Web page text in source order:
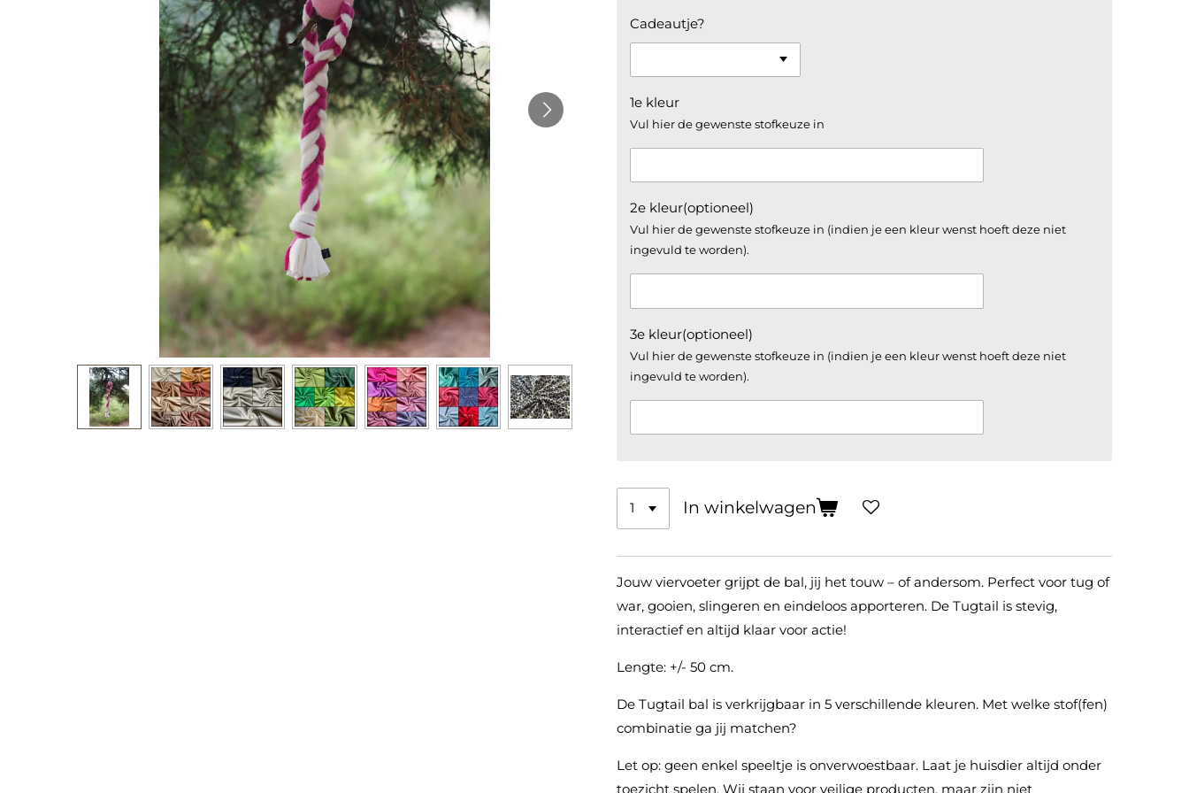
Cadeautje?
1e kleur
Vul hier de gewenste stofkeuze in
2e kleur(optioneel)
Vul hier de gewenste stofkeuze in (indien je een kleur wenst hoeft deze niet
ingevuld te worden).
3e kleur(optioneel)
Vul hier de gewenste stofkeuze in (indien je een kleur wenst hoeft deze niet
ingevuld te worden).
In winkelwagen
Jouw viervoeter grijpt de bal, jij het touw – of andersom. Perfect voor tug of
war, gooien, slingeren en eindeloos apporteren. De Tugtail is stevig,
interactief en altijd klaar voor actie!
Lengte: +/- 50 cm.
De Tugtail bal is verkrijgbaar in 5 verschillende kleuren. Met welke stof(fen)
combinatie ga jij matchen?
Let op: geen enkel speeltje is onverwoestbaar. Laat je huisdier altijd onder
toezicht spelen. Wij staan voor veilige producten, maar zijn niet